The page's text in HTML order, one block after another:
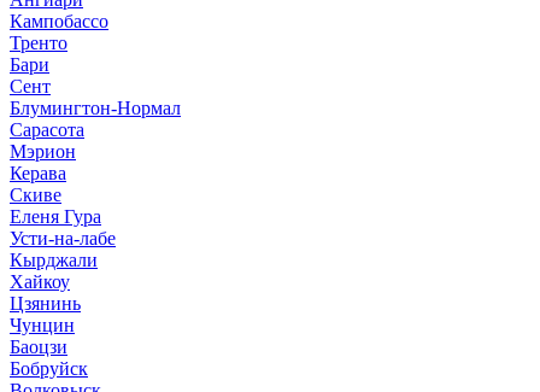
Кампобассо
Тренто
Бари
Сент
Блумингтон-Нормал
Сарасота
Мэрион
Керава
Скиве
Еленя Гура
Усти-на-лабе
Кырджали
Хайкоу
Цзянинь
Чунцин
Баоцзи
Бобруйск